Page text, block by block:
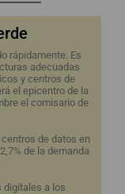
rápidamente. Es
adecuadas
y centros de
el epicentro de la
el comisario de
de datos en
de la demanda
digitales a los